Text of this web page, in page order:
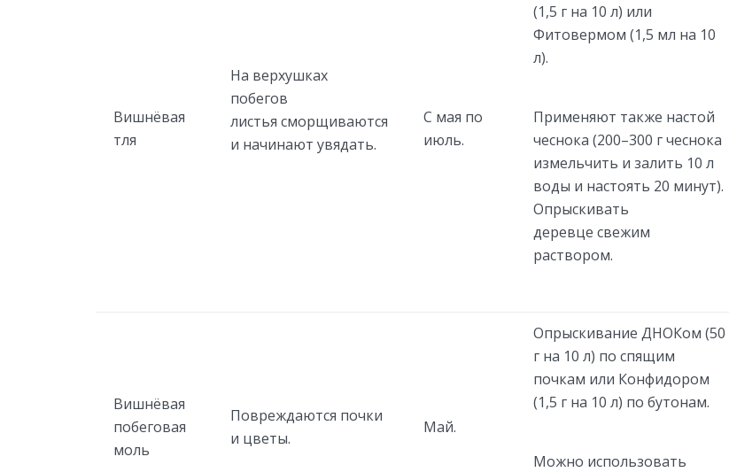
Вишнёвая
тля
На верхушках
побегов
листья сморщиваются
и начинают увядать.
С мая по
июль.
(1,5 г на 10 л) или
Фитовермом (1,5 мл на 10
л).
Применяют также настой
чеснока (200–300 г чеснока
измельчить и залить 10 л
воды и настоять 20 минут).
Опрыскивать
деревце свежим
раствором.
Вишнёвая
побеговая
моль
Повреждаются почки
и цветы.
Май.
Опрыскивание ДНОКом (50
г на 10 л) по спящим
почкам или Конфидором
(1,5 г на 10 л) по бутонам.
Можно использовать